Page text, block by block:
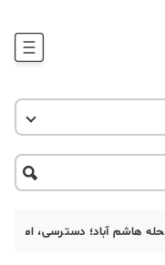
آموزش املاک
حقوقی
آکادمی
هاشم آباد؛ دسترسی،